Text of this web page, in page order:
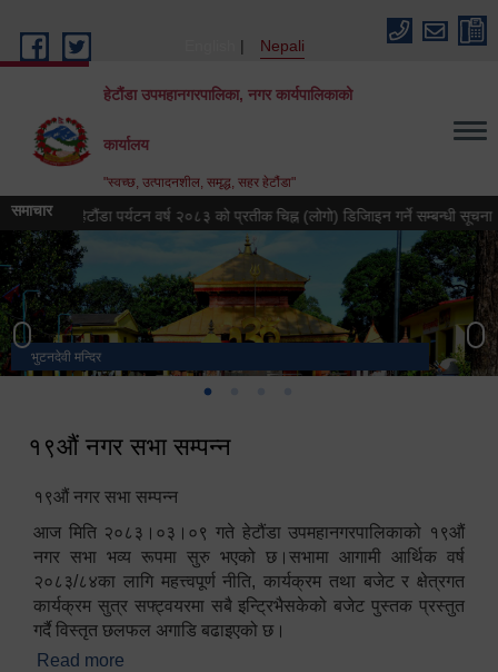
Nepali
हेटौंडा उपमहानगरपालिका, नगर कार्यपालिकाको
कार्यालय
"स्वच्छ, उत्पादनशील, समृद्ध, सहर हेटौंडा"
समाचारहेटौंडा पर्यटन वर्ष २०८३ को प्रतीक चिह्न (लोगो) डिजिाइन गर्ने सम्बन्धी सूचना
भुटनदेवी मन्दिर
स्मारक
हेटौंडा उपमहानगरपालिका नगर कार्यपालिकाको कार्यालय
मनकामना डाँडाबाट देखिएको दृश्य
१९औं नगर सभा सम्पन्न
१९औं नगर सभा सम्पन्न
आज मिति २०८३।०३।०९ गते हेटौंडा उपमहानगरपालिकाको १९औं
नगर सभा भव्य रूपमा सुरु भएको छ।सभामा आगामी आर्थिक वर्ष
२०८३/८४का लागि महत्त्वपूर्ण नीति, कार्यक्रम तथा बजेट र क्षेत्रगत
कार्यक्रम सुत्र सफ्ट्वयरमा सबै इन्ट्रिभैसकेको बजेट पुस्तक प्रस्तुत
गर्दै विस्तृत छलफल अगाडि बढाइएको छ।
Read more